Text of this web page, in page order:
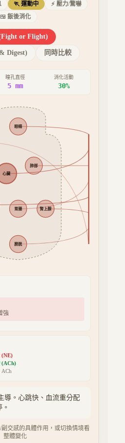
🏃 運動中 ⚡ 壓力/驚嚇
🍱 飯後消化
or Flight)
Digest) 同時比較
瞳孔直徑
5mm
消化活動
30%
眼睛
心臟
肺部
胃腸
腎上腺
膀胱
強
(NE)
(ACh)
導。心跳快、血流重分配
交感的具體作用，或切換情境看
整體變化